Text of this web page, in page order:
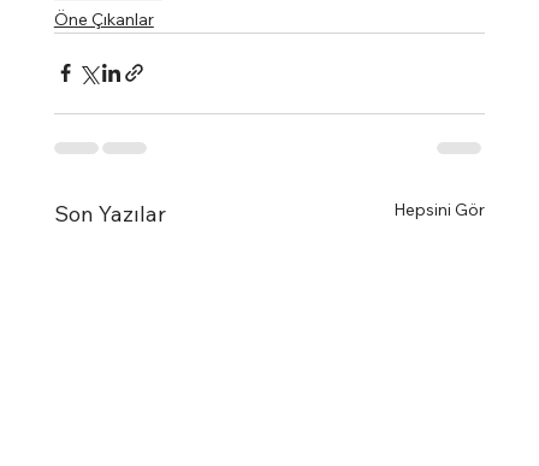
Öne Çıkanlar
Son Yazılar Hepsini Gör